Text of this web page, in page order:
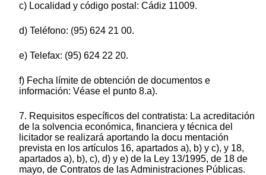
c) Localidad y código postal: Cádiz 11009.
d) Teléfono: (95) 624 21 00.
e) Telefax: (95) 624 22 20.
f) Fecha límite de obtención de documentos e
información: Véase el punto 8.a).
7. Requisitos específicos del contratista: La acreditación
de la solvencia económica, financiera y técnica del
licitador se realizará aportando la docu mentación
prevista en los artículos 16, apartados a), b) y c), y 18,
apartados a), b), c), d) y e) de la Ley 13/1995, de 18 de
mayo, de Contratos de las Administraciones Públicas.